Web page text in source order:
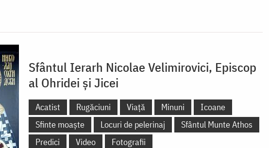
Sfântul Ierarh Nicolae Velimirovici, Episcop
al Ohridei și Jicei
Acatist Rugăciuni Viață Minuni
Icoane
Sfinte moaște
Locuri de pelerinaj
Sfântul Munte Athos
Predici
Video Fotografii